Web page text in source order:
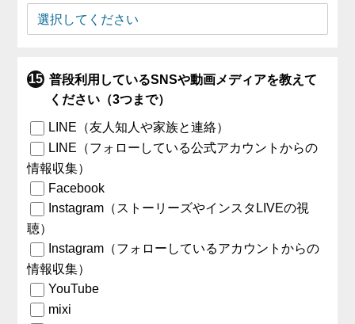
普段利用しているSNSや動画メディアを教えて
ください（3つまで）
LINE（友人知人や家族と連絡）
LINE（フォローしている公式アカウントからの
情報収集）
Facebook
Instagram（ストーリーズやインスタLIVEの視
聴）
Instagram（フォローしているアカウントからの
情報収集）
YouTube
mixi